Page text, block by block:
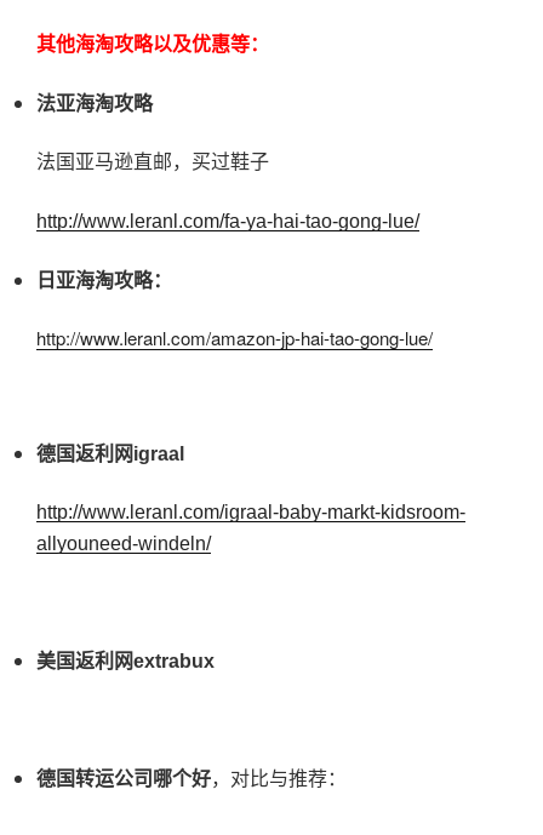
其他海淘攻略以及优惠等：
法亚海淘攻略
法国亚马逊直邮，买过鞋子
http://www.leranl.com/fa-ya-hai-tao-gong-lue/
日亚海淘攻略：
http://www.leranl.com/amazon-jp-hai-tao-gong-lue/
德国返利网igraal
http://www.leranl.com/igraal-baby-markt-kidsroom-
allyouneed-windeln/
美国返利网extrabux
德国转运公司哪个好，对比与推荐：